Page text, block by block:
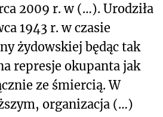
2009 r. w (…). Urodziła
1943 r. w czasie
żydowskiej będąc tak
represje okupanta jak
ze śmiercią. W
organizacja (…)